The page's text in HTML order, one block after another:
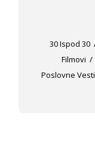
30 Ispod 30
Filmovi
Poslovne Vesti